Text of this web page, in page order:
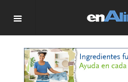
OFF CANVAS